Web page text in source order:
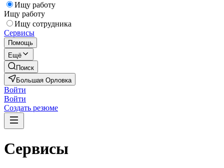
Ищу работу
Ищу работу
Ищу сотрудника
Сервисы
Помощь
Ещё
Поиск
Большая Орловка
Войти
Войти
Создать резюме
Сервисы